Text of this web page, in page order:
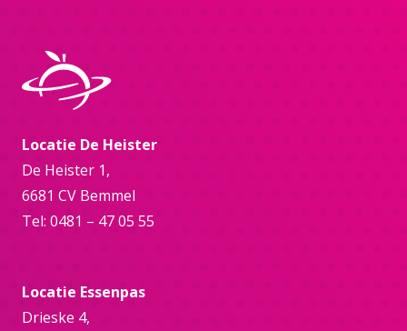
Locatie De Heister
De Heister 1,
6681 CV Bemmel
Tel: 0481 – 47 05 55
Locatie Essenpas
Drieske 4,